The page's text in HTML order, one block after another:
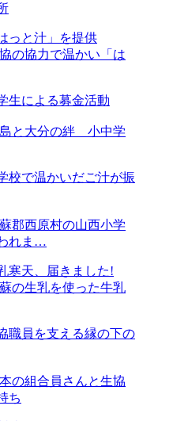
の協力で温かい「は
と大分の絆 小中学
郡西原村の山西小学
れま…
の生乳を使った牛乳
の組合員さんと生協
ち